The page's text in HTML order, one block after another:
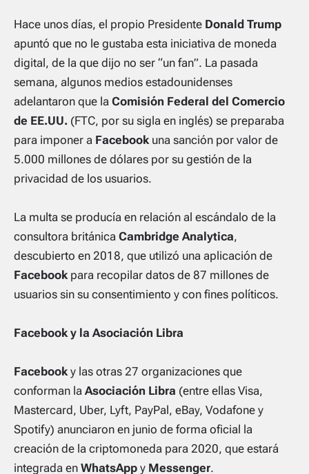
Hace unos días, el propio Presidente Donald Trump
apuntó que no le gustaba esta iniciativa de moneda
digital, de la que dijo no ser “un fan”. La pasada
semana, algunos medios estadounidenses
adelantaron que la Comisión Federal del Comercio
de EE.UU. (FTC, por su sigla en inglés) se preparaba
para imponer a Facebook una sanción por valor de
5.000 millones de dólares por su gestión de la
privacidad de los usuarios.
La multa se producía en relación al escándalo de la
consultora británica Cambridge Analytica,
descubierto en 2018, que utilizó una aplicación de
Facebook para recopilar datos de 87 millones de
usuarios sin su consentimiento y con fines políticos.
Facebook y la Asociación Libra
Facebook y las otras 27 organizaciones que
conforman la Asociación Libra (entre ellas Visa,
Mastercard, Uber, Lyft, PayPal, eBay, Vodafone y
Spotify) anunciaron en junio de forma oficial la
creación de la criptomoneda para 2020, que estará
integrada en WhatsApp y Messenger.